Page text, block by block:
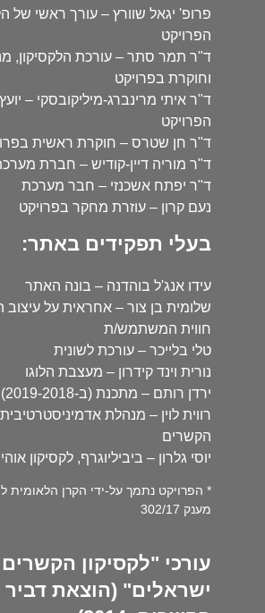
פרופ' יגאל שוורץ – עורך ראשי של
הפרויקט
ד"ר תמר סתר – עורכת הלקסיקון,
וחוקרת בפרויקט
ד"ר איתי מרינברג-מיליקובסקי –
הפרויקט
ד"ר חן שטרס – חוקרת ראשית
ד"ר מוריה דיין-קודיש – חברת
ד"ר יפתח אשכנזי – חבר מערכת
נעם קרון – עוזרת מחקר בפרויקט
בעלי תפקידים באתר:
עידו אנג'ל בוהדנה – בונה האתר
שלומית בן צור – אחראית על עיצוב
חווית המשתמש/ת
טלי בלייכר – עורכת לשונית
נורית וינד קידרון – מעצבת הלוגו
ירדן רותם – מתכנת (ב-2019-2018)
רווית לוין – מנהלת
הקשרים
יוסי גלרון – ביביליוגרף, לקסיקון
* הפרויקט נתמך על-ידי הקרן הלאומית
מענק 302/17
עורכי "לקסיקון
ישראלים" (הוצאת דביר